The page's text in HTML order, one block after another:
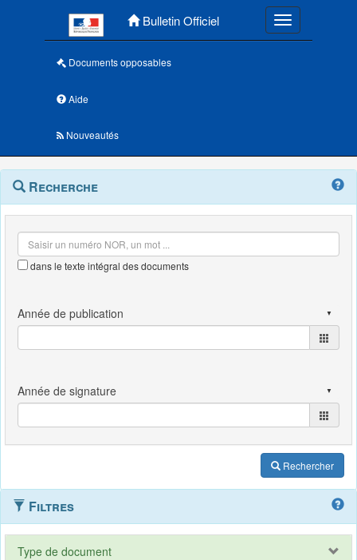
Bulletin Officiel Toggle
Documents opposables
Aide
Nouveautés
Navigation
outils
Menu
contextuel
Recherche
dans le texte intégral des documents
Rechercher
Filtres
Type de document